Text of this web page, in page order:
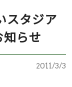
スタジア
らせ
2011/3/3